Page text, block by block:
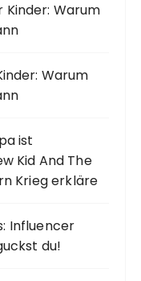
Warum
Warum
ist
Kid And The
Krieg erkläre
Influencer
du!